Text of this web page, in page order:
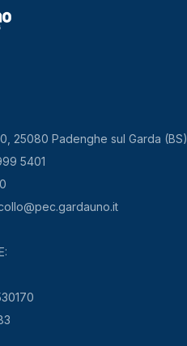
25080 Padenghe sul Garda (BS)
5401